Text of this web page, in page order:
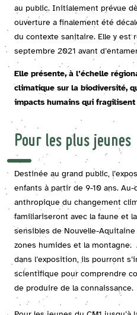
au public. Initialement prévue
ouverture a finalement été
du contexte sanitaire. Elle y est
septembre 2021 avant
Elle présente, à l’échelle
climatique sur la biodiversité,
impacts humains qui
Pour les plus jeunes
Destinée au grand public,
enfants à partir de 9-10 ans.
anthropique du changement
familiariseront avec la faune et
sensibles de Nouvelle-
zones humides et la
dans l’exposition, ils pourront
scientifique pour comprendre
de produire de la connaissance.